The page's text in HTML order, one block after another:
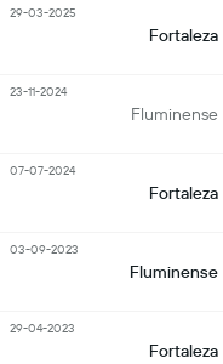
Fortaleza
29-03-2025
Fluminense
23-11-2024
Fortaleza
07-07-2024
Fluminense
03-09-2023
Fortaleza
29-04-2023